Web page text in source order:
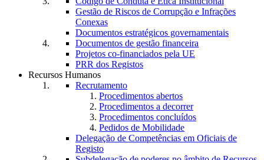
Gestão de Riscos de Corrupção e Infrações
Conexas
Documentos estratégicos governamentais
Documentos de gestão financeira
Projetos co-financiados pela UE
PRR dos Registos
Recursos Humanos
Recrutamento
Procedimentos abertos
Procedimentos a decorrer
Procedimentos concluídos
Pedidos de Mobilidade
Delegação de Competências em Oficiais de
Registo